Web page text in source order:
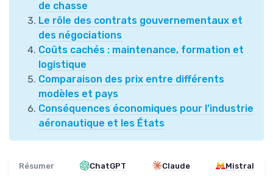
de chasse
Le rôle des contrats gouvernementaux et
des négociations
Coûts cachés : maintenance, formation et
logistique
Comparaison des prix entre différents
modèles et pays
Conséquences économiques pour l’industrie
aéronautique et les États
Résumer ChatGPT Claude Mistral